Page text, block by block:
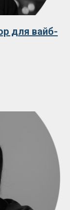
для вайб-